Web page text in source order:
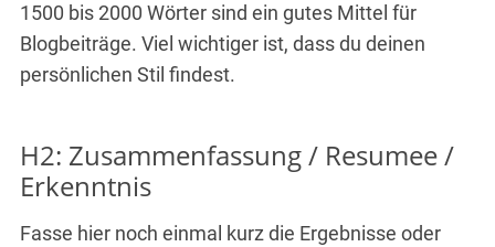
1500 bis 2000 Wörter sind ein gutes Mittel für
Blogbeiträge. Viel wichtiger ist, dass du deinen
persönlichen Stil findest.
H2: Zusammenfassung / Resumee /
Erkenntnis
Fasse hier noch einmal kurz die Ergebnisse oder